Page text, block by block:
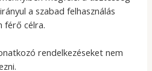
a szabad felhasználás
férő célra.
rendelkezéseket nem